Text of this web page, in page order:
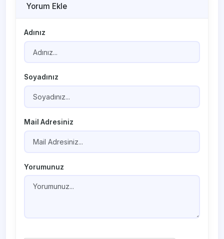
Yorum Ekle
Adınız
Soyadınız
Mail Adresiniz
Yorumunuz